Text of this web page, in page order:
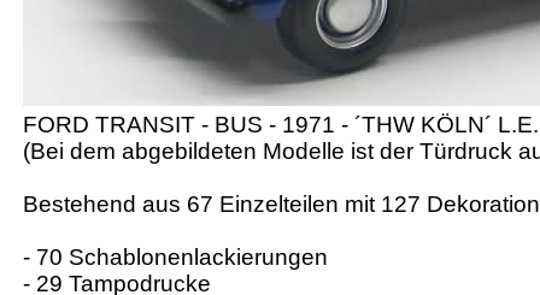
FORD TRANSIT - BUS - 1971 - ´THW KÖLN´
(Bei dem abgebildeten Modelle ist der Türdruck
Bestehend aus 67 Einzelteilen mit 127
- 70 Schablonenlackierungen
- 29 Tampodrucke